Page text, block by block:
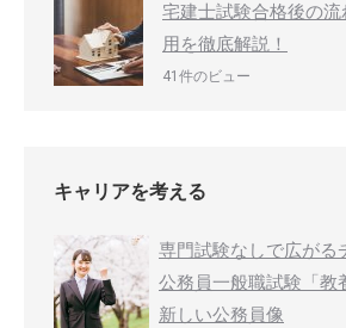
宅建士試験合格後の
用を徹底解説！
41件のビュー
キャリアを考える
専門試験なしで広がる
公務員一般職試験「教
新しい公務員像